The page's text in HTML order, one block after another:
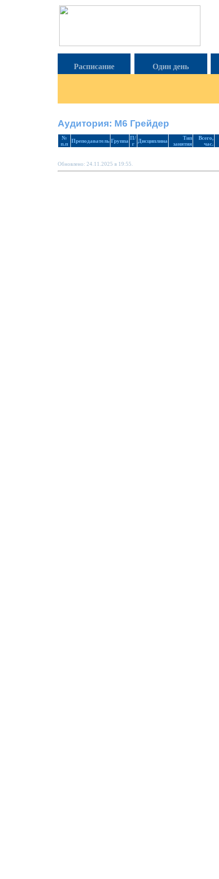
Расписание Один день
Аудитория: М6 Грейдер
№
п.п Преподаватель Группа П/
г
Дисциплина
Тип
занятия
Всего,
час.
Обновлено: 24.11.2025 в 19:55.